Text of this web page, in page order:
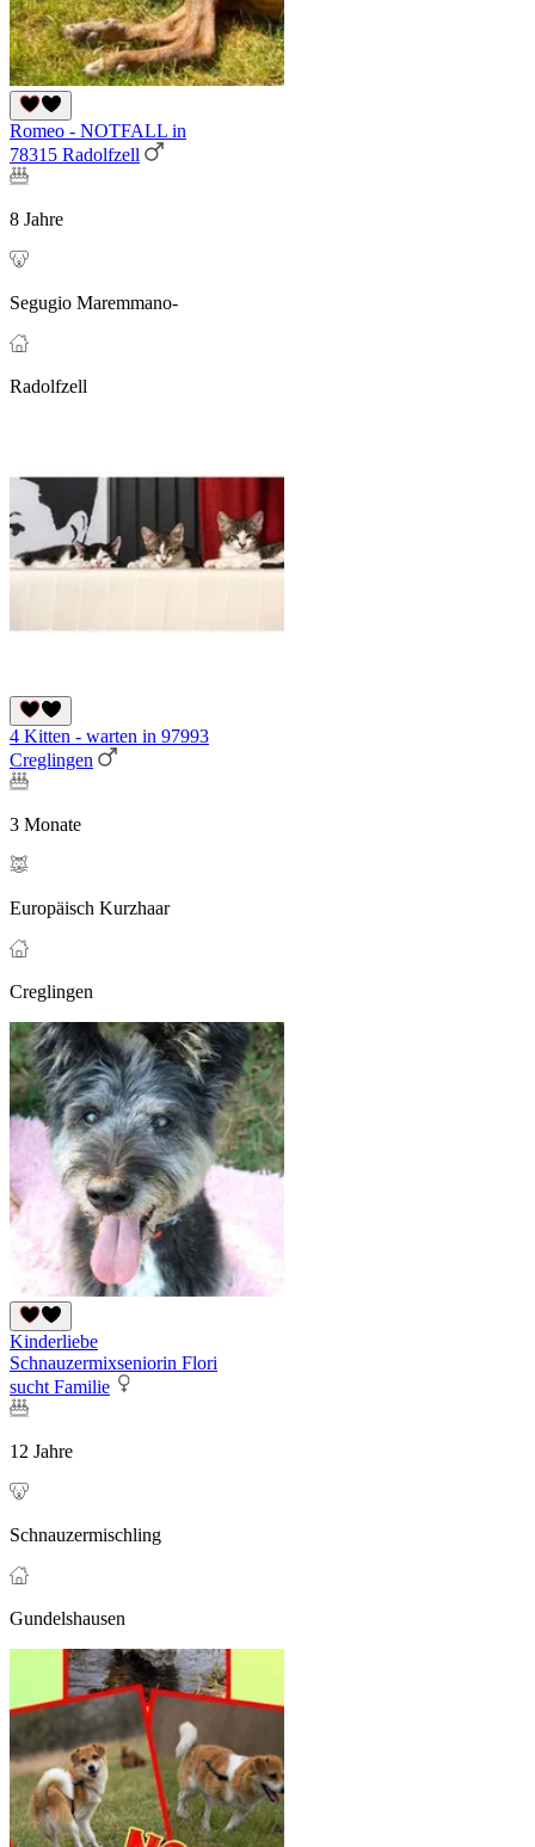
Romeo - NOTFALL in
78315 Radolfzell
8 Jahre
Segugio Maremmano-
Radolfzell
4 Kitten - warten in 97993
Creglingen
3 Monate
Europäisch Kurzhaar
Creglingen
Kinderliebe
Schnauzermixseniorin Flori
sucht Familie
12 Jahre
Schnauzermischling
Gundelshausen